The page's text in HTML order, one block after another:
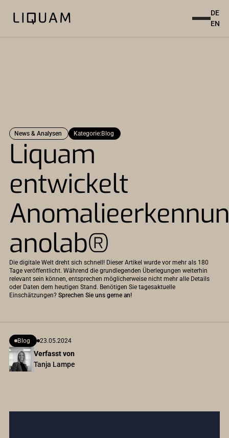
DE
EN
News & Analysen Kategorie:Blog
Liquam
entwickelt
anolab®
Die digitale Welt dreht sich schnell! Dieser Artikel wurde vor mehr als 180
Tage veröffentlicht. Während die grundlegenden Überlegungen weiterhin
relevant sein können, entsprechen möglicherweise nicht mehr alle Details
oder Daten dem heutigen Stand. Benötigen Sie tagesaktuelle
Einschätzungen? Sprechen Sie uns gerne an!
Verfasst von
Tanja Lampe
Blog 23.05.2024